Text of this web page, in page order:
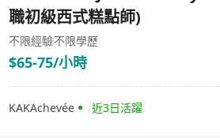
職初級西式糕點師)
不限經驗不限學歷
$65-75/小時
KAKAchevée 近3日活躍